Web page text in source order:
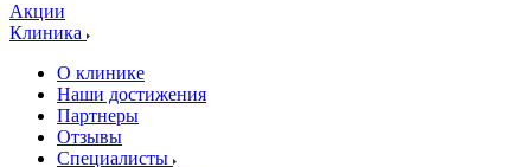
Акции
Клиника
О клинике
Наши достижения
Партнеры
Отзывы
Специалисты